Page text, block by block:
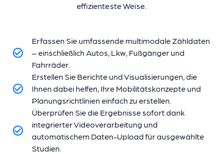
effizienteste Weise.
Erfassen Sie umfassende multimodale Zähldaten
– einschließlich Autos, Lkw, Fußgänger und
Fahrräder.
Erstellen Sie Berichte und Visualisierungen, die
Ihnen dabei helfen, Ihre Mobilitätskonzepte und
Planungsrichtlinien einfach zu erstellen.
Überprüfen Sie die Ergebnisse sofort dank
integrierter Videoverarbeitung und
automatischem Daten-Upload für ausgewählte
Studien.